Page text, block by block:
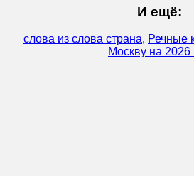
И ещё:
слова из слова страна, Речные
Москву на 2026